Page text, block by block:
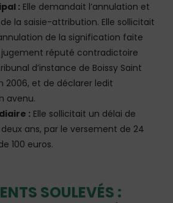
: Elle demandait l’annulation et
la saisie-attribution. Elle sollicitait
de la signification faite
jugement réputé contradictoire
d’instance de Boissy Saint
2006, et de déclarer ledit
avenu.
: Elle sollicitait un délai de
ans, par le versement de 24
100 euros.
SOULEVÉS :